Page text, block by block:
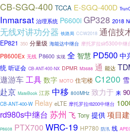
CB-SGQ-400 TCCA E-SGQ-400D
Inmarsat 治理系统 P6600i GP328 2018
无线对讲功分器 铁路局 CCW2018 通信技
EP821 350 分量级 海能达中继台 摩托罗拉slr5300中继
P8600Ex 无线 P8600 实现 全 智慧 PD500 中
统 听证会 CB-ANT-400-NX DPMR M3688 通 能达
遨游车工具 数字 MOTO 住宅楼 C1200 雪
赴京 MateBook 江苏 中移 800MHz 致力于 来
CB-ANT-400-W Relay eLTE 摩托罗拉r8200中继台
rd980s中继台 苏州 飞 Tony 提供 项目
P8608 PTX700 WRC-19 HP780 防汛 线